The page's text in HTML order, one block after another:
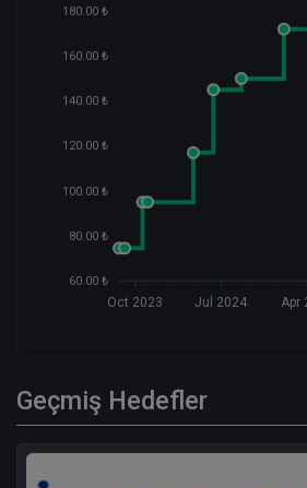
180.00 ₺
160.00 ₺
140.00 ₺
120.00 ₺
100.00 ₺
80.00 ₺
60.00 ₺
Oct 2023 Jul 2024 Apr
Geçmiş Hedefler